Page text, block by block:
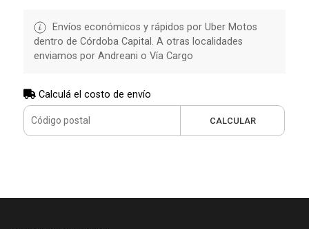
Envíos económicos y rápidos por Uber Motos
dentro de Córdoba Capital. A otras localidades
enviamos por Andreani o Vía Cargo
Calculá el costo de envío
CALCULAR